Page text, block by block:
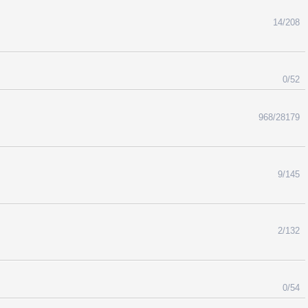
14/208
0/52
968/28179
9/145
2/132
0/54